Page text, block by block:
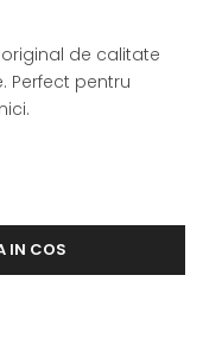
de calitate
Perfect pentru
IN COS